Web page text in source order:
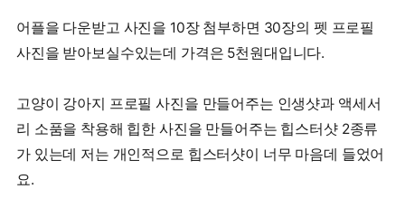
어플을 다운받고 사진을 10장 첨부하면 30장의 펫 프로필
사진을 받아보실수있는데 가격은 5천원대입니다.
고양이 강아지 프로필 사진을 만들어주는 인생샷과 액세서
리 소품을 착용해 힙한 사진을 만들어주는 힙스터샷 2종류
가 있는데 저는 개인적으로 힙스터샷이 너무 마음데 들었어
요.